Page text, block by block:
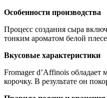
Особенности производства
Процесс создания сыра
тонким ароматом белой
Вкусовые характеристики
Fromager d’Affinois
корочку. В результате он